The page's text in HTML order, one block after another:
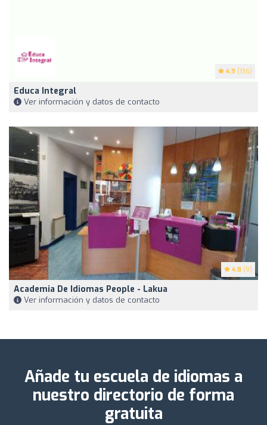
4.9 (136)
Educa Integral
Ver información y datos de contacto
4.8 (9)
Academia De Idiomas People - Lakua
Ver información y datos de contacto
Añade tu escuela de idiomas a
nuestro directorio de forma
gratuita